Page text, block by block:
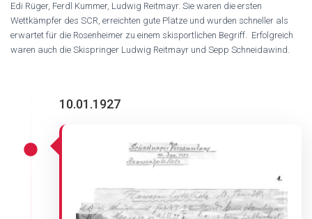
Edi Rüger, Ferdl Kummer, Ludwig Reitmayr. Sie waren die ersten
Wettkämpfer des SCR, erreichten gute Plätze und wurden schneller als
erwartet für die Rosenheimer zu einem skisportlichen Begriff. Erfolgreich
waren auch die Skispringer Ludwig Reitmayr und Sepp Schneidawind.
10.01.1927